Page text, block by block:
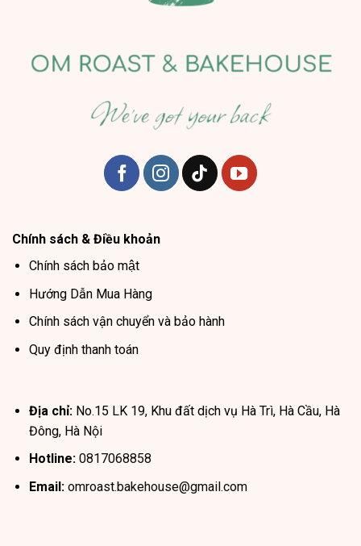
Chính sách & Điều khoản
Chính sách bảo mật
Hướng Dẫn Mua Hàng
Chính sách vận chuyển và bảo hành
Quy định thanh toán
Địa chỉ:No.15 LK 19, Khu đất dịch vụ Hà Trì, Hà Cầu, Hà
Đông, Hà Nội
Hotline: 0817068858
Email: omroast.bakehouse@gmail.com